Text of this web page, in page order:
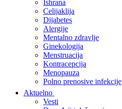
Ishrana
Celijaklija
Dijabetes
Alergije
Mentalno zdravlje
Ginekologija
Menstruacija
Kontracepcija
Menopauza
Polno prenosive infekcije
Aktuelno
Vesti